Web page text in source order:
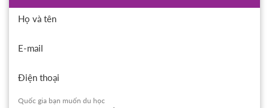
Họ và tên
E-mail
Điện thoại
Quốc gia bạn muốn du học